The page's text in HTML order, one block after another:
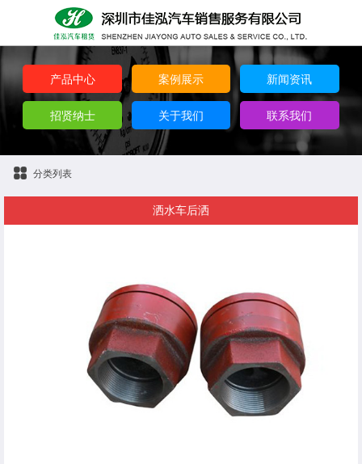
产品中心 案例展示 新闻资讯
招贤纳士 关于我们 联系我们
分类列表
洒水车后洒